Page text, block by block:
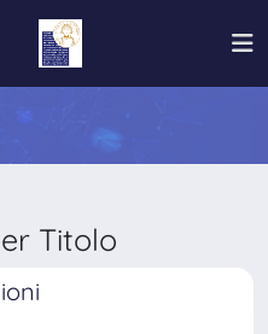
Titolo